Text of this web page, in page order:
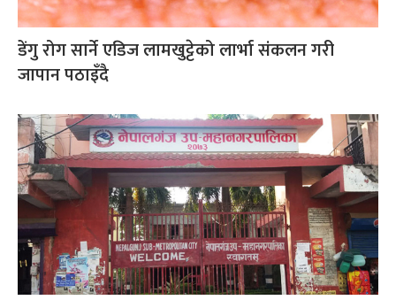
डेंगु रोग सार्ने एडिज लामखुट्टेको लार्भा संकलन गरी
जापान पठाइँदै